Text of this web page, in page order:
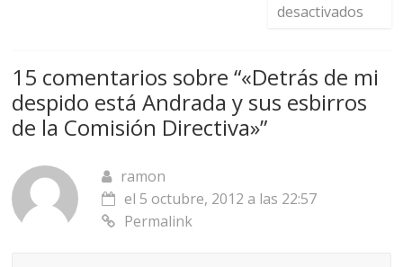
desactivados
15 comentarios sobre “«Detrás de mi
despido está Andrada y sus esbirros
de la Comisión Directiva»”
ramon
el 5 octubre, 2012 a las 22:57
Permalink